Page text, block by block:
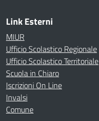
Link Esterni
MIUR
Ufficio Scolastico Regionale
Ufficio Scolastico Territoriale
Scuola in Chiaro
Iscrizioni On Line
Invalsi
Comune